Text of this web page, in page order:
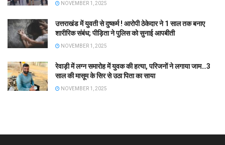
NOVEMBER 1, 2025
उत्तराखंड में युवती से दुष्कर्म ! आरोपी ठेकेदार ने 1 साल तक बनाए
शारीरिक संबंध; पीड़िता ने पुलिस को सुनाई आपबीती
NOVEMBER 1, 2025
रेवाड़ी में लग्न समारोह में युवक की हत्या, परिजनों ने लगाया जाम…3
साल की मासूम के सिर से उठा पिता का साया
NOVEMBER 1, 2025